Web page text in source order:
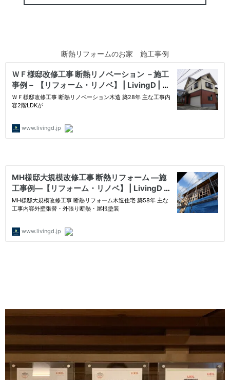
断熱リフォームのお家 施工事例